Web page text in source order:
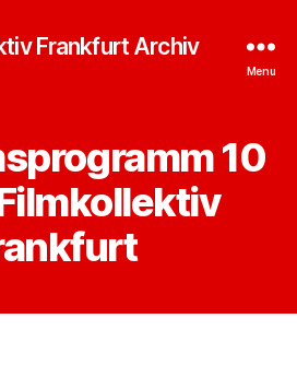
Frankfurt Archiv
Menu
10